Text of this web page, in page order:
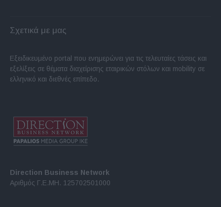
Σχετικά με μας
Εξειδικευμένο portal που ενημερώνει για τις τελευταίες τάσεις και
εξελίξεις σε θέματα διαχείρισης εταιρικών στόλων και mobility σε
ελληνικό και διεθνές επίπεδο.
Direction Business Network
Αριθμός Γ.Ε.ΜΗ. 125702501000